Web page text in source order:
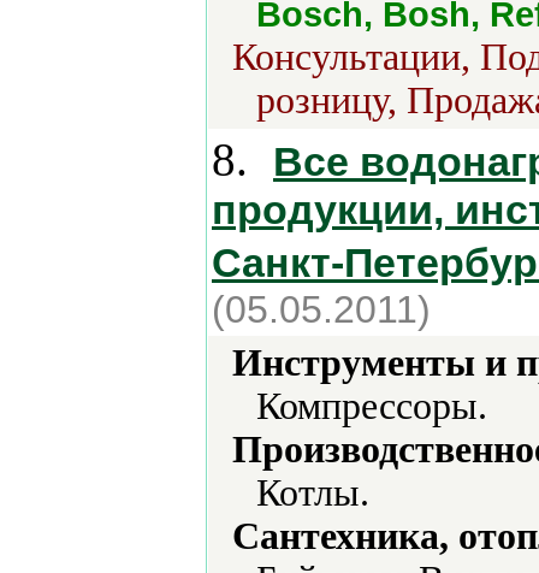
Bosch, Bosh,
Консультации,
розницу,
8.
Все
продукции,
Санкт-
(05.05.2011)
Инструменты и
Компрессоры.
Котлы.
Сантехника,